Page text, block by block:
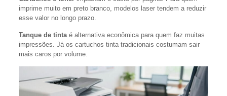
imprime muito em preto branco, modelos laser tendem a reduzir
esse valor no longo prazo.
Tanque de tintaé alternativa econômica para quem faz muitas
impressões. Já os cartuchos tinta tradicionais costumam sair
mais caros por volume.